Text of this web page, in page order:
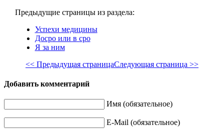
Предыдущие страницы из раздела:
Успехи медицины
Досро или в сро
Я за ним
<< Предыдущая страницаСледующая страница >>
Добавить комментарий
Имя (обязательное)
E-Mail (обязательное)